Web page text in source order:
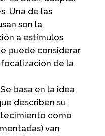
Una de las
son la
a estímulos
puede considerar
de la
basa en la idea
describen su
como
van